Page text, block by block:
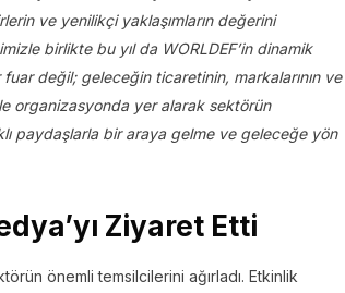
ve yenilikçi yaklaşımların değerini
birlikte bu yıl da WORLDEF’in dinamik
değil; geleceğin ticaretinin, markalarının ve
organizasyonda yer alarak sektörün
paydaşlarla bir araya gelme ve geleceğe yön
Ziyaret Etti
önemli temsilcilerini ağırladı. Etkinlik